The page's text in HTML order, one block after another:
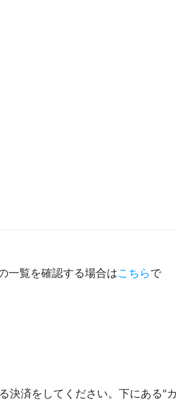
一覧を確認する場合はこちらで
決済をしてください。下にある"カ